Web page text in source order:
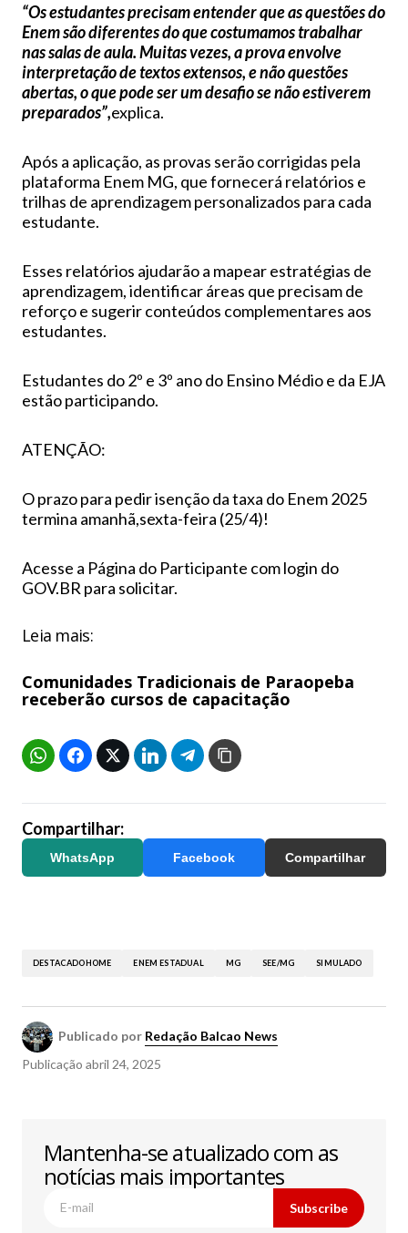
“Os estudantes precisam entender que as questões do
Enem são diferentes do que costumamos trabalhar
nas salas de aula. Muitas vezes, a prova envolve
interpretação de textos extensos, e não questões
abertas, o que pode ser um desafio se não estiverem
preparados”,explica.
Após a aplicação, as provas serão corrigidas pela
plataforma Enem MG, que fornecerá relatórios e
trilhas de aprendizagem personalizados para cada
estudante.
Esses relatórios ajudarão a mapear estratégias de
aprendizagem, identificar áreas que precisam de
reforço e sugerir conteúdos complementares aos
estudantes.
Estudantes do 2º e 3º ano do Ensino Médio e da EJA
estão participando.
ATENÇÃO:
O prazo para pedir isenção da taxa do Enem 2025
termina amanhã,sexta-feira (25/4)!
Acesse a Página do Participante com login do
GOV.BR para solicitar.
Leia mais:
Comunidades Tradicionais de Paraopeba
receberão cursos de capacitação
Compartilhar:
WhatsApp Facebook Compartilhar
DESTACADOHOME ENEM ESTADUAL MG SEE/MG SIMULADO
Publicado por Redação Balcao News
Publicação abril 24, 2025
Mantenha-se atualizado com as
notícias mais importantes
Subscribe